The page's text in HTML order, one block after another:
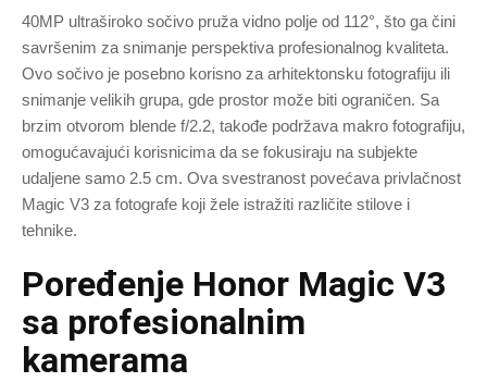
40MP ultraširoko sočivo pruža vidno polje od 112°, što ga čini
savršenim za snimanje perspektiva profesionalnog kvaliteta.
Ovo sočivo je posebno korisno za arhitektonsku fotografiju ili
snimanje velikih grupa, gde prostor može biti ograničen. Sa
brzim otvorom blende f/2.2, takođe podržava makro fotografiju,
omogućavajući korisnicima da se fokusiraju na subjekte
udaljene samo 2.5 cm. Ova svestranost povećava privlačnost
Magic V3 za fotografe koji žele istražiti različite stilove i
tehnike.
Poređenje Honor Magic V3
sa profesionalnim
kamerama